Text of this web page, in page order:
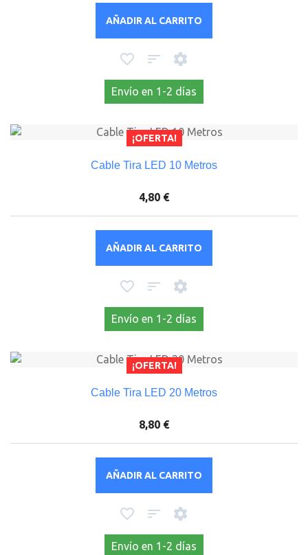
AÑADIR AL CARRITO
Envío en 1-2 días
¡OFERTA!
Cable Tira LED 10 Metros
4,80 €
AÑADIR AL CARRITO
Envío en 1-2 días
¡OFERTA!
Cable Tira LED 20 Metros
8,80 €
AÑADIR AL CARRITO
Envío en 1-2 días